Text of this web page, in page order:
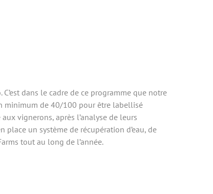
dans le cadre de ce programme que notre
minimum de 40/100 pour être labellisé
vignerons, après l’analyse de leurs
un système de récupération d’eau, de
tout au long de l’année.